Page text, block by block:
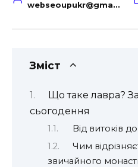
webseoupukr@gmail.com
Зміст
Що таке лавра?
сьогодення
Від витоків
Чим
звичайного